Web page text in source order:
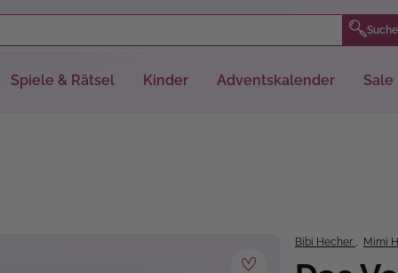
Spiele & Rätsel Kinder Adventskalender Sale
Bibi Hecher , Mimi